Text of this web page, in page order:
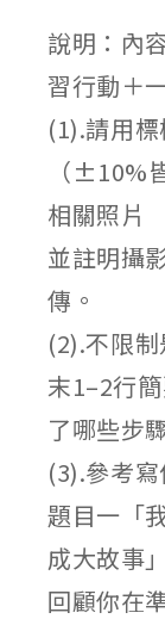
說明：內
習行動＋
(1).請用
（±10%
相關照片
並註明攝
傳。
(2).不限
末1–2行
了哪些步驟
(3).參考寫
題目一「
成大故事」
回顧你在